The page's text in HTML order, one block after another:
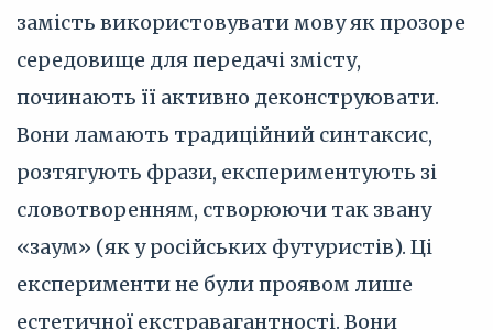
замість використовувати мову як прозоре
середовище для передачі змісту,
починають її активно деконструювати.
Вони ламають традиційний синтаксис,
розтягують фрази, експериментують зі
словотворенням, створюючи так звану
«заум» (як у російських футуристів). Ці
експерименти не були проявом лише
естетичної екстравагантності. Вони